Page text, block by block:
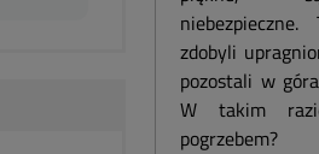
zdobyli
pozostali w
W takim
pogrzebem?